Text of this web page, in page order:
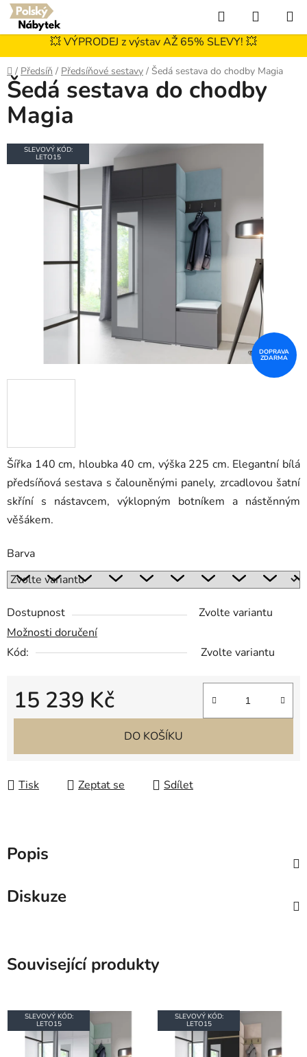
Přejít
na
obsah
Hledat
KOŠÍK
💥 VÝPRODEJ z výstav AŽ 65% SLEVY! 💥
Domů
/ Předsíň / Předsíňové sestavy / Šedá sestava do chodby Magia
Šířka 140 cm, hloubka 40 cm, výška 225 cm. Elegantní bílá
předsíňová sestava s čalouněnými panely, zrcadlovou šatní
skříní s nástavcem, výklopným botníkem a nástěnným
věšákem.
Barva
Dostupnost
Zvolte variantu
Možnosti doručení
Kód:
Zvolte variantu
15 239 Kč
Měrná cena:
DO KOŠÍKU
Tisk Zeptat se Sdílet
Šedá sestava do chodby
Magia
SLEVOVÝ KÓD:
LETO15
DOPRAVA
ZDARMA
Popis
Diskuze
Související produkty
SLEVOVÝ KÓD:
LETO15
SLEVOVÝ KÓD:
LETO15